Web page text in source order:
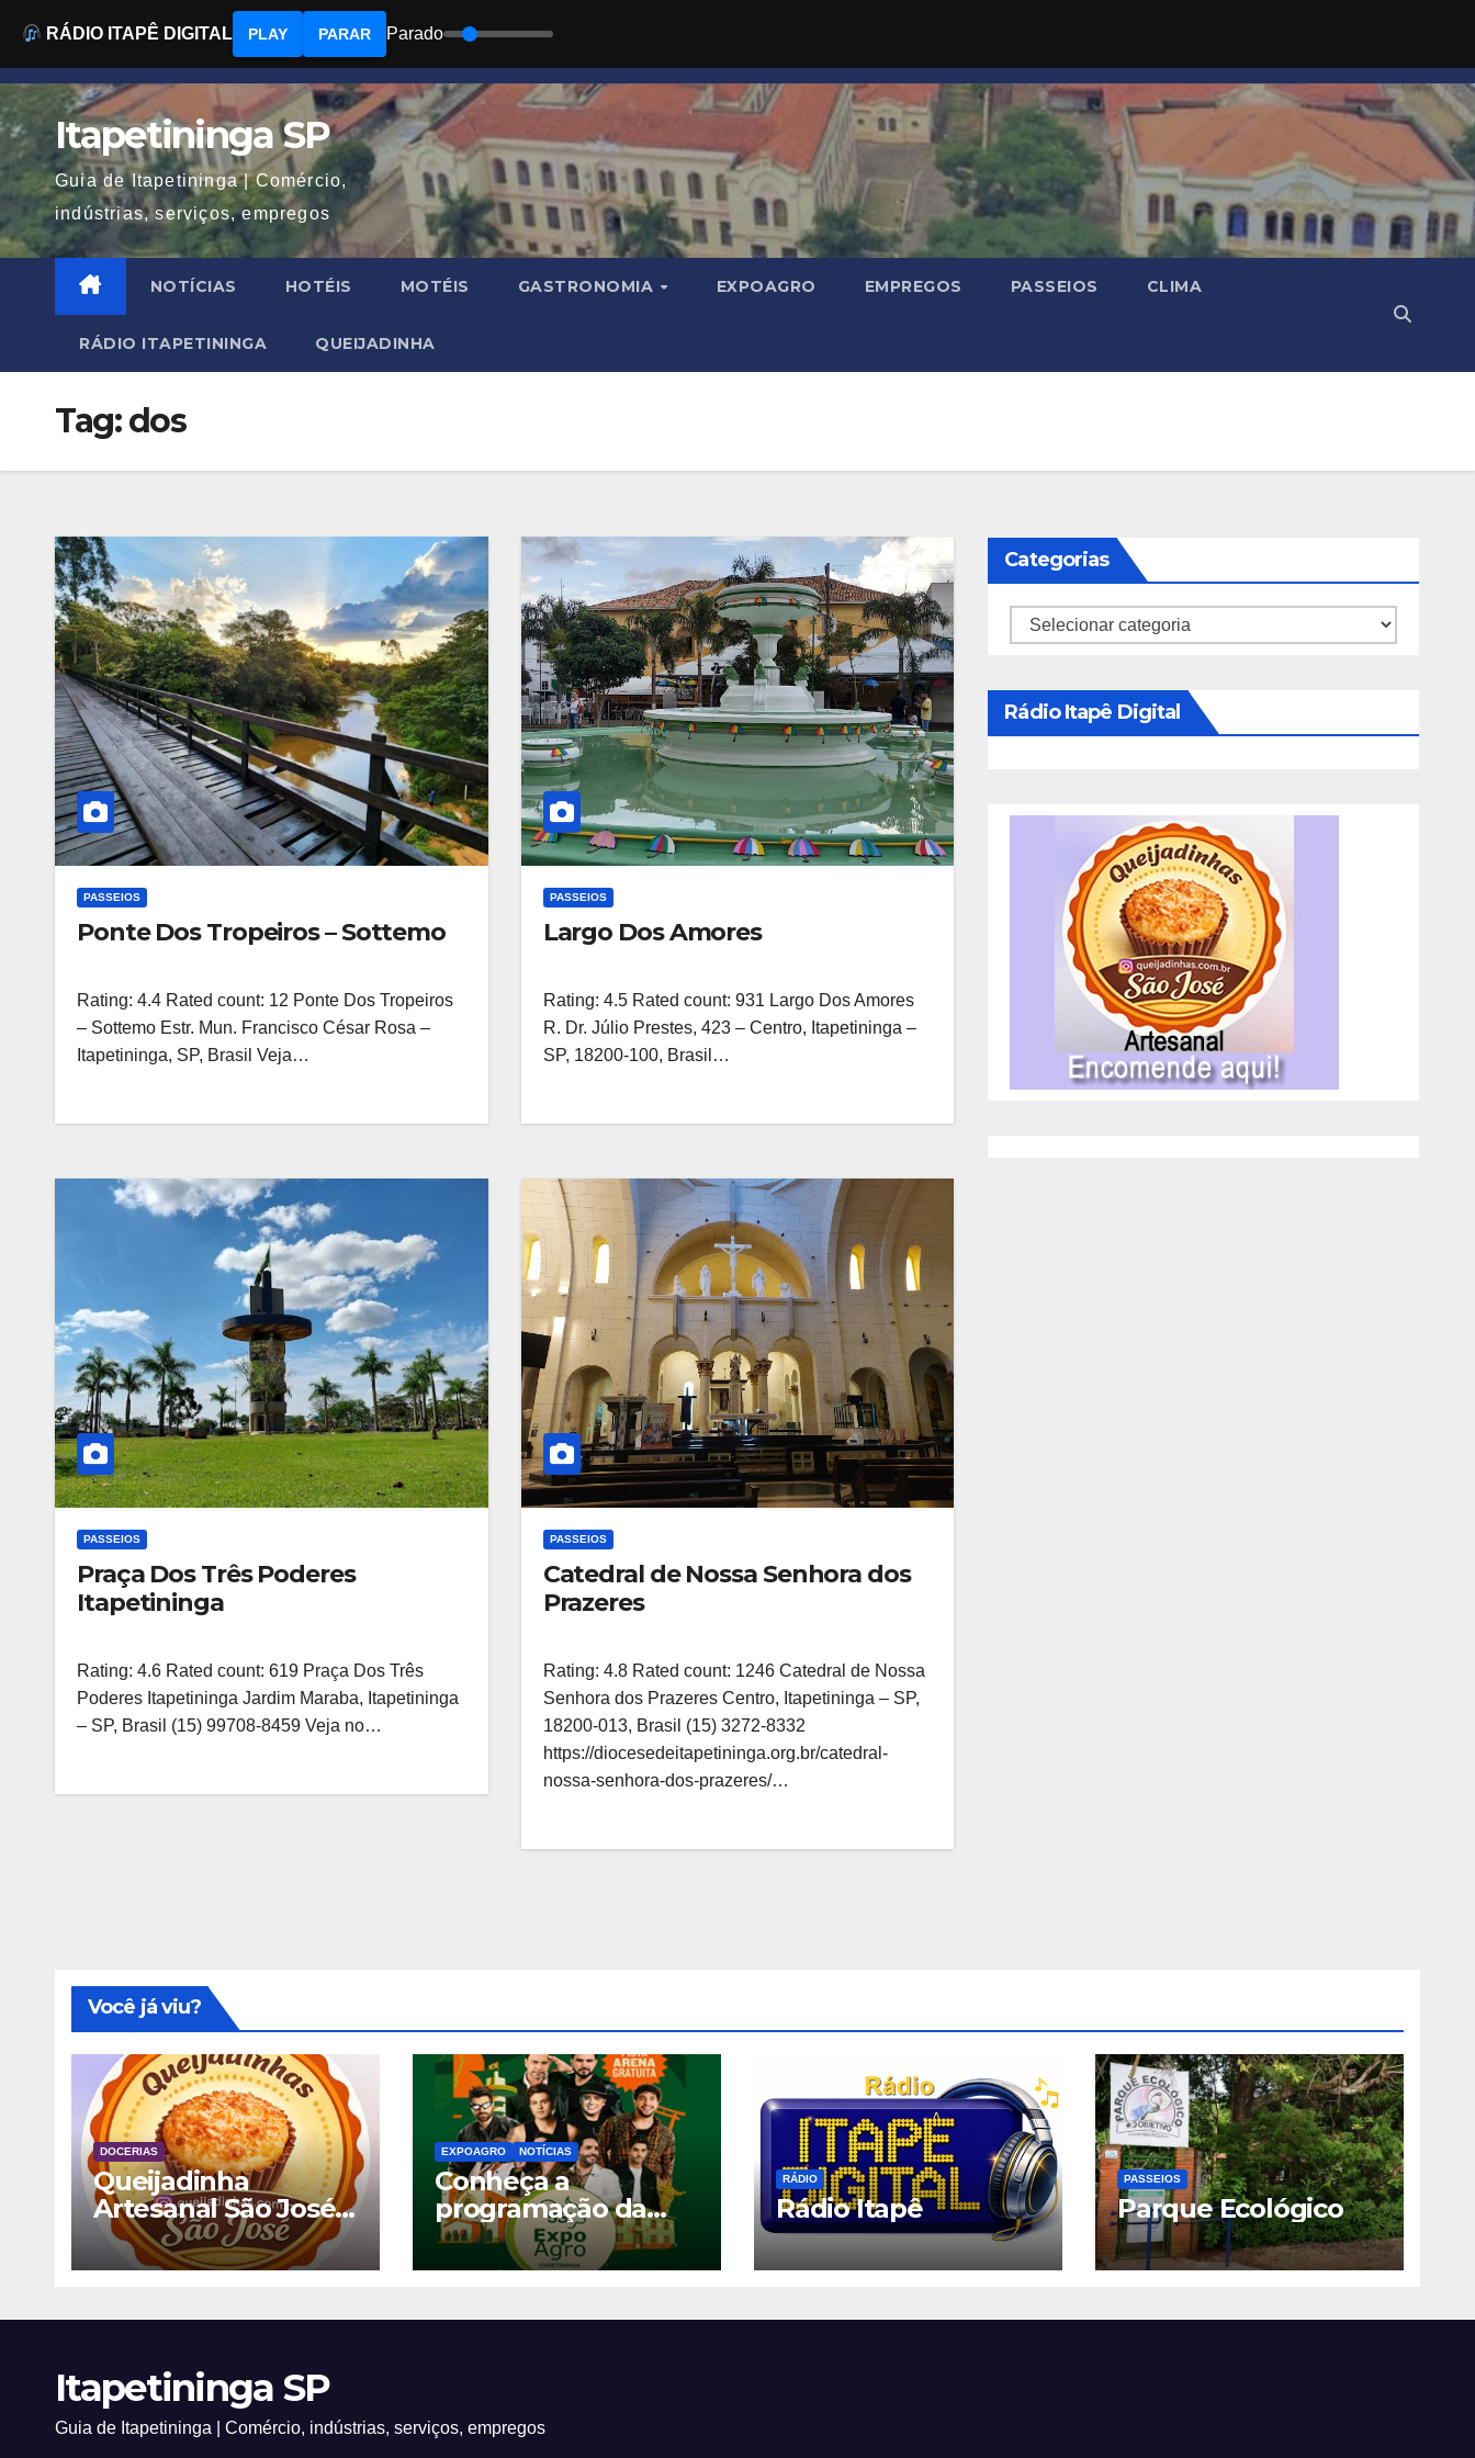
Skip
to
content
Itapetininga SP
Guia de Itapetininga | Comércio,
indústrias, serviços, empregos
NOTÍCIAS HOTÉIS MOTÉIS GASTRONOMIA EXPOAGRO EMPREGOS PASSEIOS CLIMA
RÁDIO ITAPETININGA QUEIJADINHA
Tag:dos
PASSEIOS
Ponte Dos Tropeiros – Sottemo
Rating: 4.4 Rated count: 12 Ponte Dos Tropeiros
– Sottemo Estr. Mun. Francisco César Rosa –
Itapetininga, SP, Brasil Veja…
PASSEIOS
Largo Dos Amores
Rating: 4.5 Rated count: 931 Largo Dos Amores
R. Dr. Júlio Prestes, 423 – Centro, Itapetininga –
SP, 18200-100, Brasil…
PASSEIOS
Praça Dos Três Poderes
Itapetininga
Rating: 4.6 Rated count: 619 Praça Dos Três
Poderes Itapetininga Jardim Maraba, Itapetininga
– SP, Brasil (15) 99708-8459 Veja no…
PASSEIOS
Catedral de Nossa Senhora dos
Prazeres
Rating: 4.8 Rated count: 1246 Catedral de Nossa
Senhora dos Prazeres Centro, Itapetininga – SP,
18200-013, Brasil (15) 3272-8332
https://diocesedeitapetininga.org.br/catedral-
nossa-senhora-dos-prazeres/…
Categorias
Categorias
Rádio Itapê Digital
Você já viu?
DOCERIAS
Queijadinha
Artesanal São José –
Itapetininga SP
EXPOAGRO NOTÍCIAS
Conheça a
programação da
Expoagro
Itapetininga 2026
RÁDIO
Rádio Itapê
PASSEIOS
Parque Ecológico
Itapetininga SP
Guia de Itapetininga | Comércio, indústrias, serviços, empregos
RÁDIO ITAPÊ DIGITAL PLAY PARAR Parado